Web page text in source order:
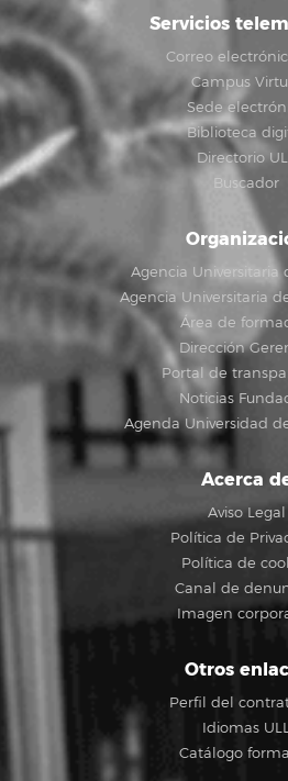
Servicios
Correo
Campus
Sede
Biblioteca
Directorio
Buscador
Agencia Universitaria
Agencia Universitaria
Área de
Dirección
Portal de
Noticias
Agenda Universidad
Acerca
Aviso Legal
Política de
Política de
Canal de
Imagen
Otros
Perfil del
Idiomas
Catálogo